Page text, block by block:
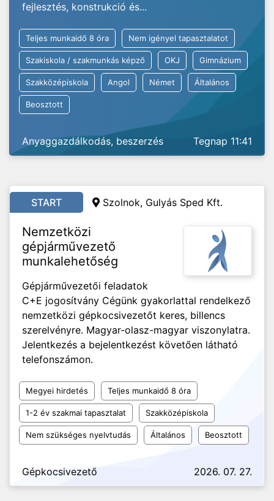
fejlesztés, konstrukció és...
Teljes munkaidő 8 óra Nem igényel tapasztalatot
Szakiskola / szakmunkás képző OKJ Gimnázium
Szakközépiskola Angol Német Általános
Beosztott
Anyaggazdálkodás, beszerzés Tegnap 11:41
START Szolnok, Gulyás Sped Kft.
Nemzetközi
gépjárművezető
munkalehetőség
Gépjárművezetői feladatok
C+E jogosítvány Cégünk gyakorlattal rendelkező
nemzetközi gépkocsivezetőt keres, billencs
szerelvényre. Magyar-olasz-magyar viszonylatra.
Jelentkezés a bejelentkezést követően látható
telefonszámon.
Megyei hirdetés Teljes munkaidő 8 óra
1-2 év szakmai tapasztalat Szakközépiskola
Nem szükséges nyelvtudás Általános Beosztott
Gépkocsivezető 2026. 07. 27.